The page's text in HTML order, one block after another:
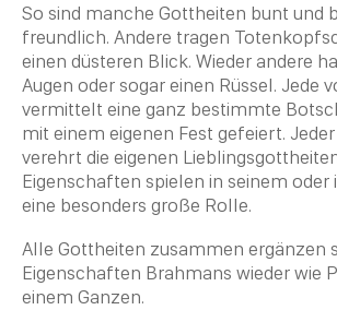
So sind manche Gottheiten bunt und
freundlich. Andere tragen
einen düsteren Blick. Wieder andere
Augen oder sogar einen Rüssel. Jede
vermittelt eine ganz bestimmte
mit einem eigenen Fest gefeiert. Jeder
verehrt die eigenen
Eigenschaften spielen in seinem oder
eine besonders große Rolle.
Alle Gottheiten zusammen ergänzen
Eigenschaften Brahmans wieder wie
einem Ganzen.